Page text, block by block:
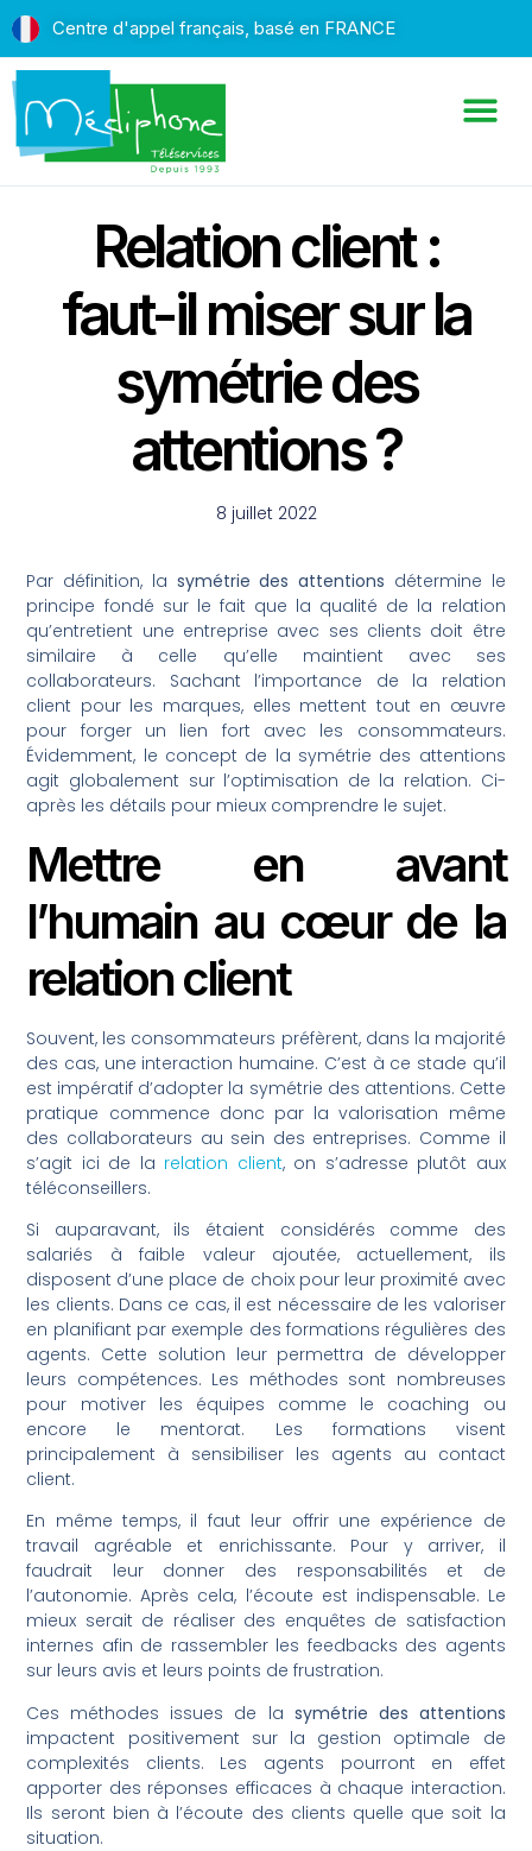
Centre d'appel français, basé en FRANCE
Relation client :
faut-il miser sur la
symétrie des
attentions ?
8 juillet 2022
Par définition, la symétrie des attentions détermine le
principe fondé sur le fait que la qualité de la relation
qu’entretient une entreprise avec ses clients doit être
similaire à celle qu’elle maintient avec ses
collaborateurs. Sachant l’importance de la relation
client pour les marques, elles mettent tout en œuvre
pour forger un lien fort avec les consommateurs.
Évidemment, le concept de la symétrie des attentions
agit globalement sur l’optimisation de la relation. Ci-
après les détails pour mieux comprendre le sujet.
Mettre en avant
l’humain au cœur de la
relation client
Souvent, les consommateurs préfèrent, dans la majorité
des cas, une interaction humaine. C’est à ce stade qu’il
est impératif d’adopter la symétrie des attentions. Cette
pratique commence donc par la valorisation même
des collaborateurs au sein des entreprises. Comme il
s’agit ici de la relation client, on s’adresse plutôt aux
téléconseillers.
Si auparavant, ils étaient considérés comme des
salariés à faible valeur ajoutée, actuellement, ils
disposent d’une place de choix pour leur proximité avec
les clients. Dans ce cas, il est nécessaire de les valoriser
en planifiant par exemple des formations régulières des
agents. Cette solution leur permettra de développer
leurs compétences. Les méthodes sont nombreuses
pour motiver les équipes comme le coaching ou
encore le mentorat. Les formations visent
principalement à sensibiliser les agents au contact
client.
En même temps, il faut leur offrir une expérience de
travail agréable et enrichissante. Pour y arriver, il
faudrait leur donner des responsabilités et de
l’autonomie. Après cela, l’écoute est indispensable. Le
mieux serait de réaliser des enquêtes de satisfaction
internes afin de rassembler les feedbacks des agents
sur leurs avis et leurs points de frustration.
Ces méthodes issues de la symétrie des attentions
impactent positivement sur la gestion optimale de
complexités clients. Les agents pourront en effet
apporter des réponses efficaces à chaque interaction.
Ils seront bien à l’écoute des clients quelle que soit la
situation.